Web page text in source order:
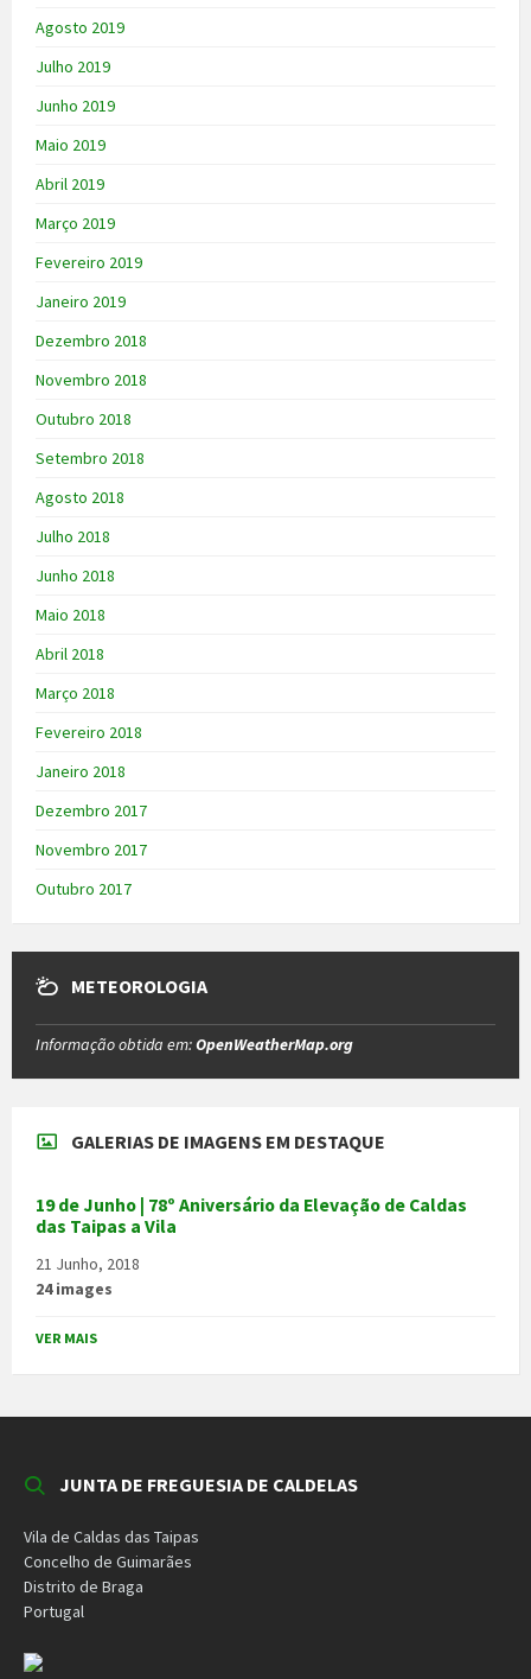
Agosto 2019
Julho 2019
Junho 2019
Maio 2019
Abril 2019
Março 2019
Fevereiro 2019
Janeiro 2019
Dezembro 2018
Novembro 2018
Outubro 2018
Setembro 2018
Agosto 2018
Julho 2018
Junho 2018
Maio 2018
Abril 2018
Março 2018
Fevereiro 2018
Janeiro 2018
Dezembro 2017
Novembro 2017
Outubro 2017
METEOROLOGIA
Informação obtida em:OpenWeatherMap.org
GALERIAS DE IMAGENS EM DESTAQUE
19 de Junho | 78º Aniversário da Elevação de Caldas
das Taipas a Vila
21 Junho, 2018
24 images
VER MAIS
JUNTA DE FREGUESIA DE CALDELAS
Vila de Caldas das Taipas
Concelho de Guimarães
Distrito de Braga
Portugal